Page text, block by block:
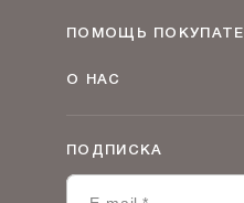
Детская одежда оптом
ПОМОЩЬ
Условия сотрудничества
Таблицы размеров
О НАС
Политика
Наши дилеры
ПОДПИСКА